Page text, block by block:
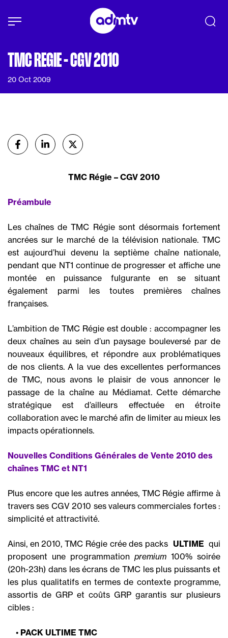
Aller au contenu principal
TMC REGIE - CGV 2010
20 Oct 2009
Partager
sur Facebook
sur Linkedinsur X (Twitter)
TMC Régie – CGV 2010
Préambule
Les chaînes de TMC Régie sont désormais fortement
ancrées sur le marché de la télévision nationale. TMC
est aujourd’hui devenu la septième chaîne nationale,
pendant que NT1 continue de progresser et affiche une
montée en puissance fulgurante en se situant
également parmi les toutes premières chaînes
françaises.
L’ambition de TMC Régie est double : accompagner les
deux chaînes au sein d’un paysage bouleversé par de
nouveaux équilibres, et répondre aux problématiques
de nos clients. A la vue des excellentes performances
de TMC, nous avons le plaisir de vous annoncer le
passage de la chaîne au Médiamat. Cette démarche
stratégique est d’ailleurs effectuée en étroite
collaboration avec le marché afin de limiter au mieux les
impacts opérationnels.
Nouvelles Conditions Générales de Vente 2010 des
chaînes TMC et NT1
Plus encore que les autres années, TMC Régie affirme à
travers ses CGV 2010 ses valeurs commerciales fortes :
simplicité et attractivité.
Ainsi, en 2010, TMC Régie crée des packs  ULTIME  qui
proposent une programmation premium 100% soirée
(20h-23h) dans les écrans de TMC les plus puissants et
les plus qualitatifs en termes de contexte programme,
assortis de GRP et coûts GRP garantis sur plusieurs
cibles :
• PACK ULTIME TMC
Panneau de gestion des cookies